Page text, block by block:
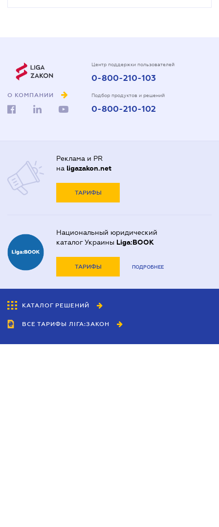
О КОМПАНИИ
Центр поддержки пользователей
0-800-210-103
Подбор продуктов и решений
0-800-210-102
Реклама и PR
на ligazakon.net
ТАРИФЫ
Национальный юридический
каталог Украины Liga:BOOK
ТАРИФЫ ПОДРОБНЕЕ
КАТАЛОГ РЕШЕНИЙ
ВСЕ ТАРИФЫ ЛІГА:ЗАКОН